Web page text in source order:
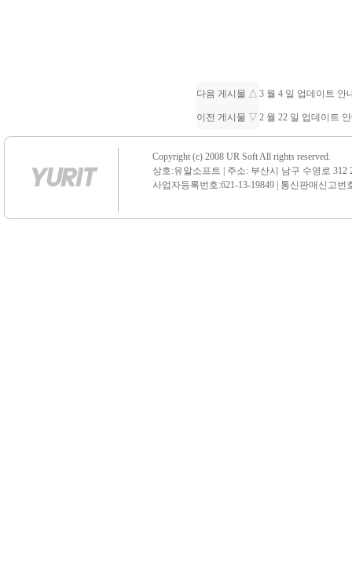
다음 게시물 △ 3 월 4 일 업데이트 안
이전 게시물 ▽ 2 월 22 일 업데이트
Copyright (c) 2008 UR Soft All rights reserved.
상호:유알소프트 | 주소: 부산시 남구 수영로 312
사업자등록번호:621-13-19849 | 통신판매신고번